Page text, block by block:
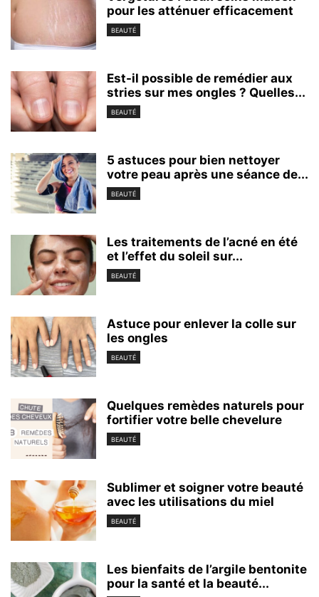
pour les atténuer efficacement
BEAUTÉ
Est-il possible de remédier aux
stries sur mes ongles ? Quelles...
BEAUTÉ
5 astuces pour bien nettoyer
votre peau après une séance de...
BEAUTÉ
Les traitements de l’acné en été
et l’effet du soleil sur...
BEAUTÉ
Astuce pour enlever la colle sur
les ongles
BEAUTÉ
Quelques remèdes naturels pour
fortifier votre belle chevelure
BEAUTÉ
Sublimer et soigner votre beauté
avec les utilisations du miel
BEAUTÉ
Les bienfaits de l’argile bentonite
pour la santé et la beauté...